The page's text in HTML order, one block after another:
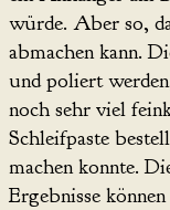
würde. Aber so,
abmachen kann.
und poliert
noch sehr viel
Schleifpaste
machen konnte.
Ergebnisse